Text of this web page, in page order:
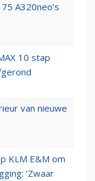
A320neo’s
10 stap
van nieuwe
KLM E&M om
‘Zwaar